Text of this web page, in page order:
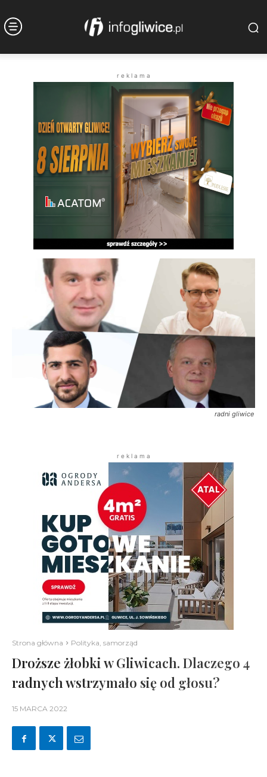
r e k l a m a
radni gliwice
r e k l a m a
Strona główna Polityka, samorząd
Droższe żłobki w Gliwicach. Dlaczego 4
radnych wstrzymało się od głosu?
15 MARCA 2022